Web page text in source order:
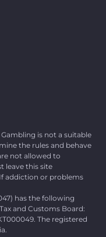
is not a suitable
the rules and behave
not allowed to
leave this site
addiction or problems
has the following
and Customs Board:
The registered